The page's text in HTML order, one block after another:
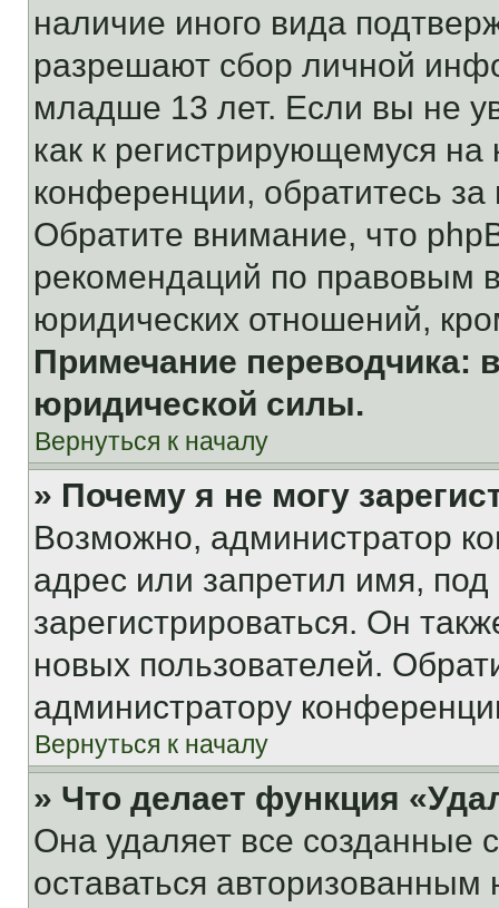
наличие иного вида
разрешают сбор личной
младше 13 лет. Если вы не
как к регистрирующемуся
конференции, обратитесь
Обратите внимание, что
рекомендаций по правовым
юридических отношений,
Примечание переводчика:
юридической силы.
Вернуться к началу
» Почему я не могу
Возможно, администратор
адрес или запретил имя,
зарегистрироваться. Он
новых пользователей.
администратору
Вернуться к началу
» Что делает функция
Она удаляет все созданные
оставаться